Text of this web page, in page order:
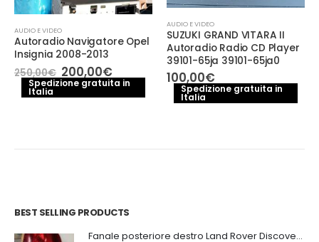
AUDIO E VIDEO
Autoradio Navigatore Opel
Insignia 2008-2013
250,00€ Il
prezzo
originale
200,00€Il
prezzo
attuale
Spedizione gratuita in
Italia
AUDIO E VIDEO
SUZUKI GRAND VITARA II
Autoradio Radio CD Player
39101-65ja 39101-65ja0
100,00€
Spedizione gratuita in
Italia
BEST SELLING PRODUCTS
Fanale posteriore destro Land Rover Discovery 3